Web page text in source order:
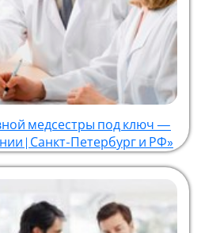
медсестры под ключ —
| Санкт-Петербург и РФ»